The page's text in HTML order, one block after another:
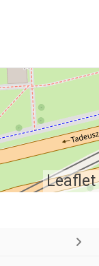
Leaflet